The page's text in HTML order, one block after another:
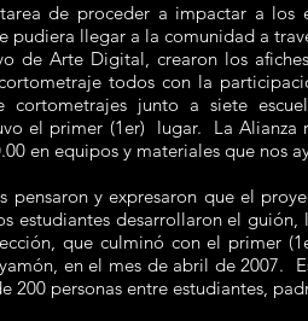
de proceder a impactar a
pudiera llegar a la comunidad a
de Arte Digital, crearon los
todos con la
cortometrajes junto a siete
el primer (1er) lugar. La
en equipos y materiales que nos
pensaron y expresaron que el
estudiantes desarrollaron el
que culminó con el primer
en el mes de abril de 2007.
200 personas entre estudiantes,